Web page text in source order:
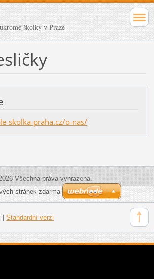
školky v Praze
skolka-praha.cz/o-nas/
Všechna práva vyhrazena.
stránek zdarma
Standardní verzi